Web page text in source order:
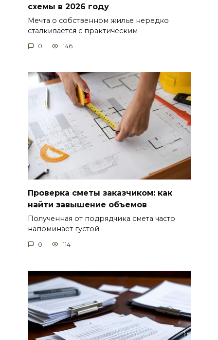
схемы в 2026 году
Мечта о собственном жилье нередко
сталкивается с практическим
0 146
Проверка сметы заказчиком: как
найти завышение объемов
Полученная от подрядчика смета часто
напоминает густой
0 114